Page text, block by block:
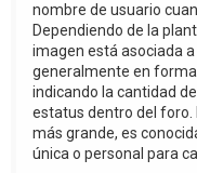
nombre de usuario
Dependiendo de la
imagen está asociada
generalmente en
indicando la cantidad
estatus dentro del foro.
más grande, es
única o personal para